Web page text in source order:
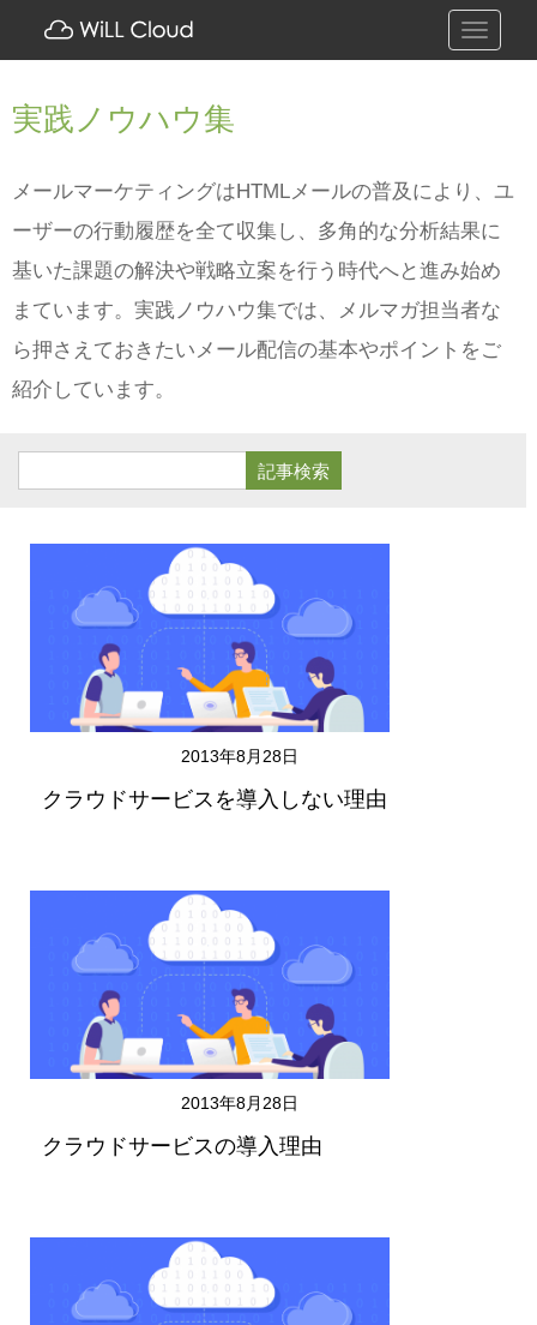
Toggle
実践ノウハウ集
メールマーケティングはHTMLメールの普及により、ユ
ーザーの行動履歴を全て収集し、多角的な分析結果に
基いた課題の解決や戦略立案を行う時代へと進み始め
まています。実践ノウハウ集では、メルマガ担当者な
ら押さえておきたいメール配信の基本やポイントをご
紹介しています。
2013年8月28日
クラウドサービスを導入しない理由
2013年8月28日
クラウドサービスの導入理由